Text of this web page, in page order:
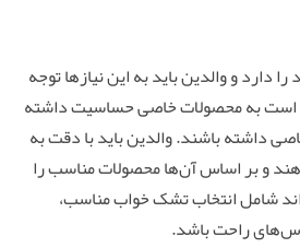
دارد و والدین باید به این نیازها توجه
است به محصولات خاصی حساسیت داشته
داشته باشند. والدین باید با دقت به
و بر اساس آن‌ها محصولات مناسب را
شامل انتخاب تشک خواب مناسب،
راحت باشد.